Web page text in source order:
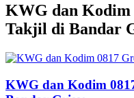
KWG dan Kodim
Takjil di Bandar
KWG dan Kodim